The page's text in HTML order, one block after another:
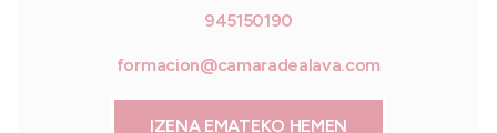
945150190
formacion@camaradealava.com
IZENA EMATEKO HEMEN